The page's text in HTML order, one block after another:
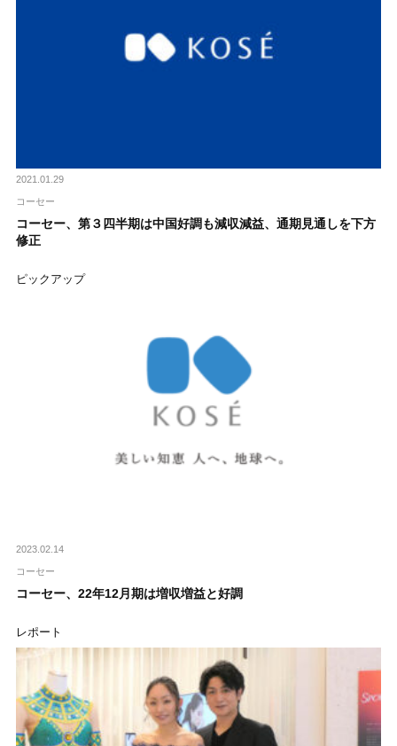
2021.01.29
コーセー
コーセー、第３四半期は中国好調も減収減益、通期見通しを下方
修正
ピックアップ
2023.02.14
コーセー
コーセー、22年12月期は増収増益と好調
レポート